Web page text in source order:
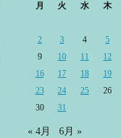
月
火 水 木
2
3 4 5
9
10 11 12
16
17 18 19
23
24 25 26
30
31
« 4月 6月 »